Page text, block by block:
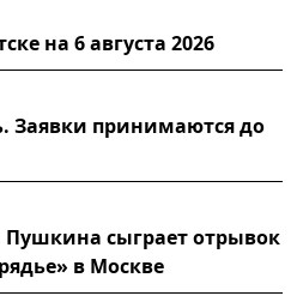
на 6 августа 2026
Заявки принимаются до
Пушкина сыграет отрывок
в Москве